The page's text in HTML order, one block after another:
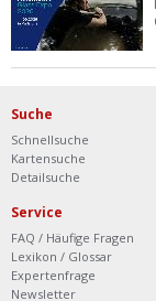
Suche
Schnellsuche
Kartensuche
Detailsuche
Service
FAQ / Häufige Fragen
Lexikon / Glossar
Expertenfrage
Newsletter